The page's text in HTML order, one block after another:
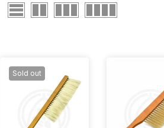
Sold out